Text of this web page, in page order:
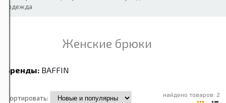
одежда
Женские брюки
Бренды: BAFFIN
Сортировать: найдено товаров: 2